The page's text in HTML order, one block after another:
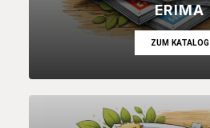
ERIMA
ZUM KATALOG